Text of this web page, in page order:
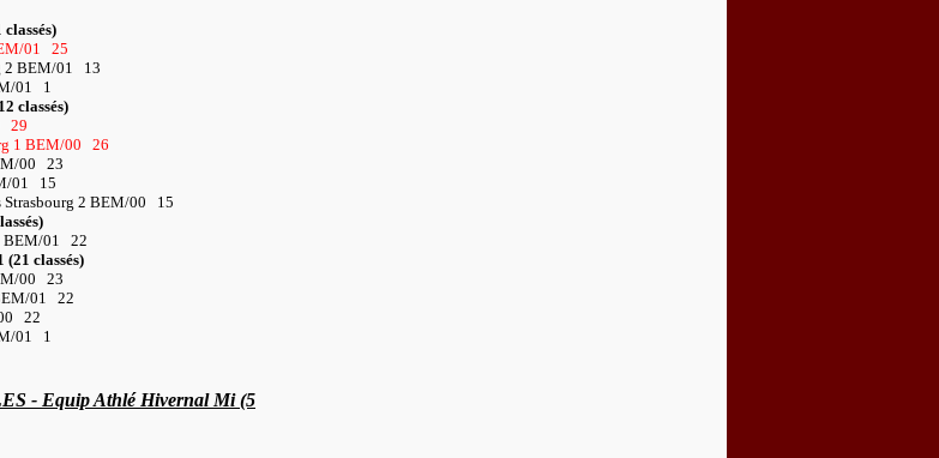
01
25
2 BEM/01
13
01
1
classés)
29
1 BEM/00
26
00
23
01
15
Strasbourg 2 BEM/00
15
BEM/01
22
classés)
00
23
01
22
22
01
1
- Equip Athlé Hivernal Mi (5